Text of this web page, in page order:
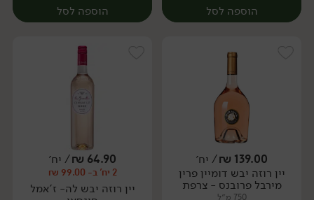
הוספה לסל
יח׳
הוספה לסל
יח׳
139.00
₪/ יח׳
יין רוזה יבש דומיין פרין
מירבל פרובנס - צרפת
750 מ״ל
64.90
₪/ יח׳
2 יח' ב- 99.00 ₪
יין רוזה יבש לה- ז'אמל